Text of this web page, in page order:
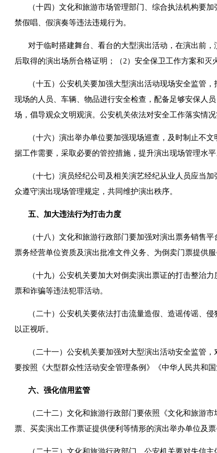
（十四）文化和旅游市场管理部门、综合执法机构要
禁假唱、假演奏等违法违规行为。
对于临时搭建舞台、看台的大型演出活动，在演出前
后取得的演出场所合格证明；（2）安全保卫工作方案和
（十五）公安机关要加强大型演出活动现场安全监管
现场的人员、车辆、物品进行安全检查，配备足够安保人
场，倡导观众文明观演。公安机关依法对安全工作落实情
（十六）演出举办单位要加强现场巡查，及时制止不
据工作需要，采取必要的管控措施，提升演出现场管理水
（十七）演员经纪公司及相关演艺经纪从业人员应当
众遵守演出现场管理规定，共同维护演出秩序。
五、加大违法行为打击力度
（十八）文化和旅游行政部门要加强对演出票务销售
票务经营单位资质及演出批准文件义务、为倒卖门票提供
（十九）公安机关要加大对倒卖演出票证的打击整治
票和诈骗等违法犯罪活动。
（二十）公安机关要依法打击流量造假、造谣传谣、
以正视听。
（二十一）公安机关要加强对大型演出活动安全监管
要按照《大型群众性活动安全管理条例》《中华人民共和
六、强化信用监管
（二十二）文化和旅游行政部门要依照《文化和旅游
票、买卖演出工作票证提供便利等情形的演出举办单位及
（二十三）文化和旅游行政部门、公安机关要对失信